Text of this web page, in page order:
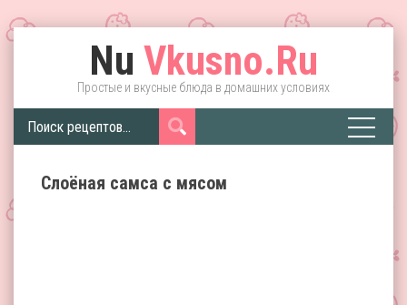
Nu Vkusno.Ru
Простые и вкусные блюда в домашних условиях
Слоёная самса с мясом